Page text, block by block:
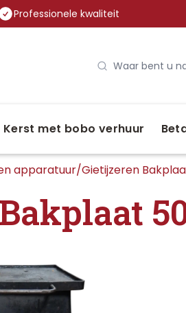
Professionele kwaliteit
Kerst met bobo verhuur
apparatuur/Gietijzeren